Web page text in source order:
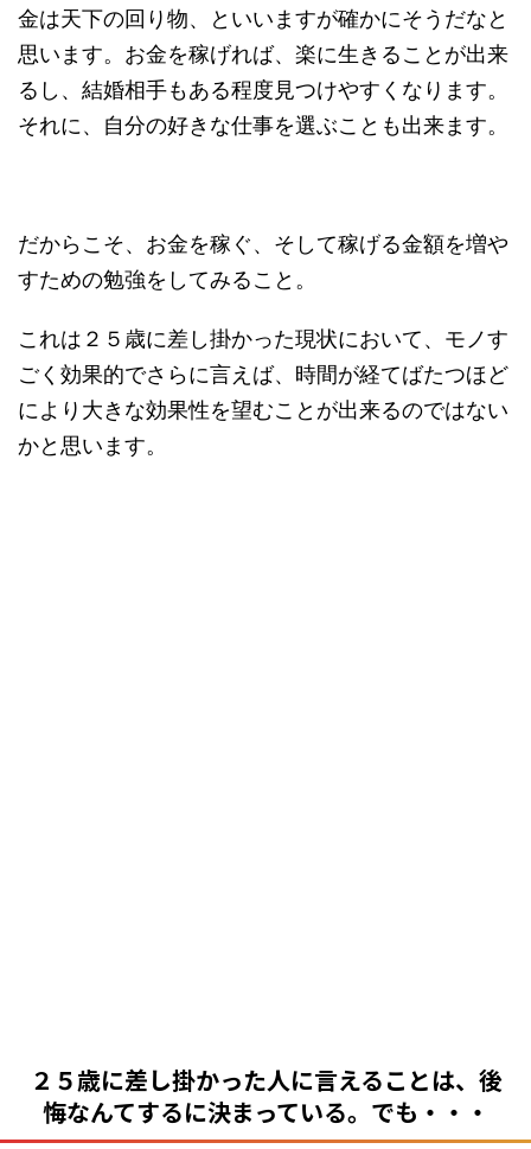
金は天下の回り物、といいますが確かにそうだなと
思います。お金を稼げれば、楽に生きることが出来
るし、結婚相手もある程度見つけやすくなります。
それに、自分の好きな仕事を選ぶことも出来ます。
だからこそ、お金を稼ぐ、そして稼げる金額を増や
すための勉強をしてみること。
これは２５歳に差し掛かった現状において、モノす
ごく効果的でさらに言えば、時間が経てばたつほど
により大きな効果性を望むことが出来るのではない
かと思います。
２５歳に差し掛かった人に言えることは、後
悔なんてするに決まっている。でも・・・